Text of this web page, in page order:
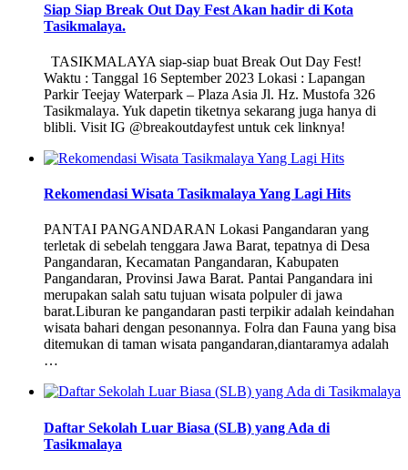
Siap Siap Break Out Day Fest Akan hadir di Kota
Tasikmalaya.
TASIKMALAYA siap-siap buat Break Out Day Fest!
Waktu : Tanggal 16 September 2023 Lokasi : Lapangan
Parkir Teejay Waterpark – Plaza Asia Jl. Hz. Mustofa 326
Tasikmalaya. Yuk dapetin tiketnya sekarang juga hanya di
blibli. Visit IG @breakoutdayfest untuk cek linknya!
Rekomendasi Wisata Tasikmalaya Yang Lagi Hits
PANTAI PANGANDARAN Lokasi Pangandaran yang
terletak di sebelah tenggara Jawa Barat, tepatnya di Desa
Pangandaran, Kecamatan Pangandaran, Kabupaten
Pangandaran, Provinsi Jawa Barat. Pantai Pangandara ini
merupakan salah satu tujuan wisata polpuler di jawa
barat.Liburan ke pangandaran pasti terpikir adalah keindahan
wisata bahari dengan pesonannya. Folra dan Fauna yang bisa
ditemukan di taman wisata pangandaran,diantaramya adalah
…
Daftar Sekolah Luar Biasa (SLB) yang Ada di
Tasikmalaya